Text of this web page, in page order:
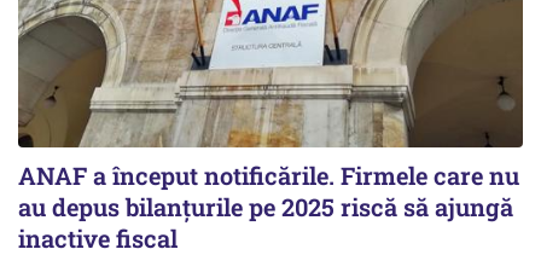
ANAF a început notificările. Firmele care nu
au depus bilanțurile pe 2025 riscă să ajungă
inactive fiscal